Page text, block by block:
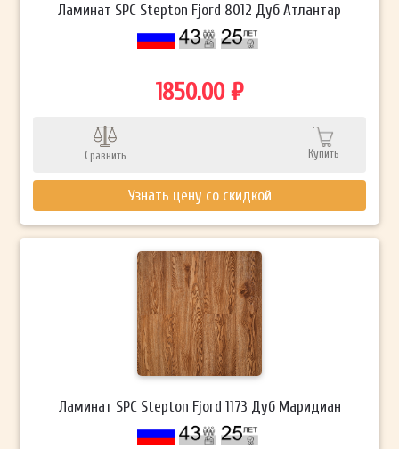
Ламинат SPC Stepton Fjord 8012 Дуб Атлантар
1850.00 ₽
Сравнить Купить
Узнать цену со скидкой
Ламинат SPC Stepton Fjord 1173 Дуб Маридиан